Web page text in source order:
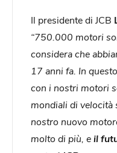
Il presidente di JCB
“750.000 motori
considera che
17 anni fa. In
con i nostri motori
mondiali di velocità
nostro nuovo
molto di più, eil